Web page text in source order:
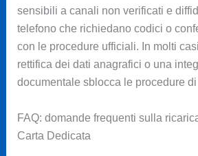
sensibili a canali non verificati e
telefono che richiedano codici o
con le procedure ufficiali. In molti
rettifica dei dati anagrafici o una
documentale sblocca le procedure
FAQ: domande frequenti sulla
Carta Dedicata